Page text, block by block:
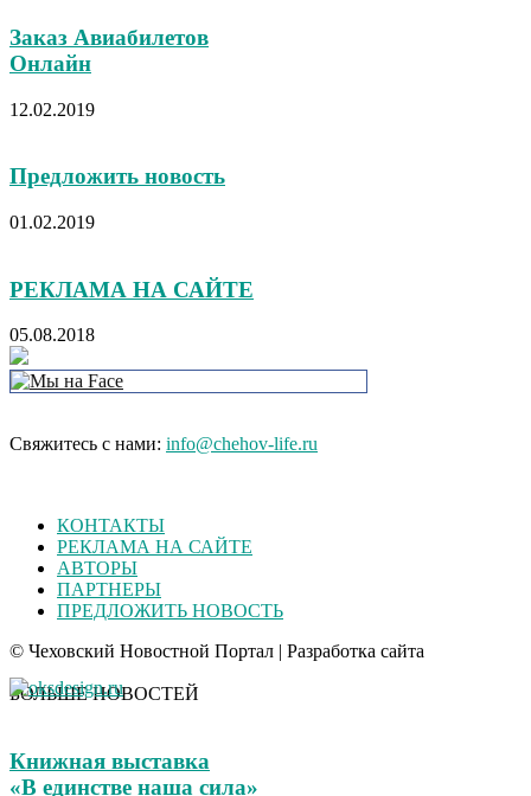
Заказ Авиабилетов
Онлайн
12.02.2019
Предложить новость
01.02.2019
РЕКЛАМА НА САЙТЕ
05.08.2018
Свяжитесь с нами: info@chehov-life.ru
КОНТАКТЫ
РЕКЛАМА НА САЙТЕ
АВТОРЫ
ПАРТНЕРЫ
ПРЕДЛОЖИТЬ НОВОСТЬ
© Чеховский Новостной Портал | Разработка сайта
БОЛЬШЕ НОВОСТЕЙ
Книжная выставка
«В единстве наша сила»